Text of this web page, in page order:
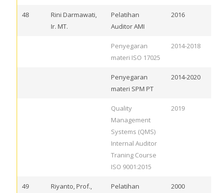
48
Rini Darmawati,
Ir. MT.
Pelatihan
Auditor AMI
2016
Penyegaran
materi ISO 17025
2014-2018
Penyegaran
materi SPM PT
2014-2020
Quality
Management
Systems (QMS)
Internal Auditor
Traning Course
ISO 9001:2015
2019
49
Riyanto, Prof.,
Pelatihan
2000